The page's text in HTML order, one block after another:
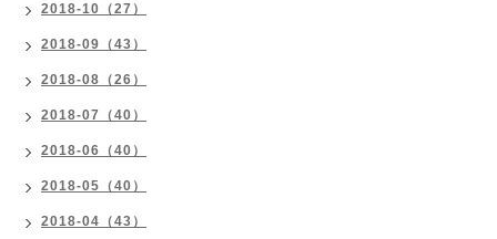
2018-10（27）
2018-09（43）
2018-08（26）
2018-07（40）
2018-06（40）
2018-05（40）
2018-04（43）